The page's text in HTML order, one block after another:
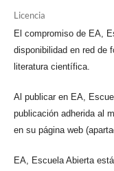
Licencia
El compromiso de EA,
disponibilidad en red de
literatura científica.
Al publicar en EA,
publicación adherida al
en su página web
EA, Escuela Abierta